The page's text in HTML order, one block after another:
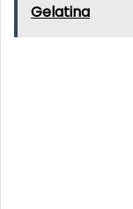
Gelatina